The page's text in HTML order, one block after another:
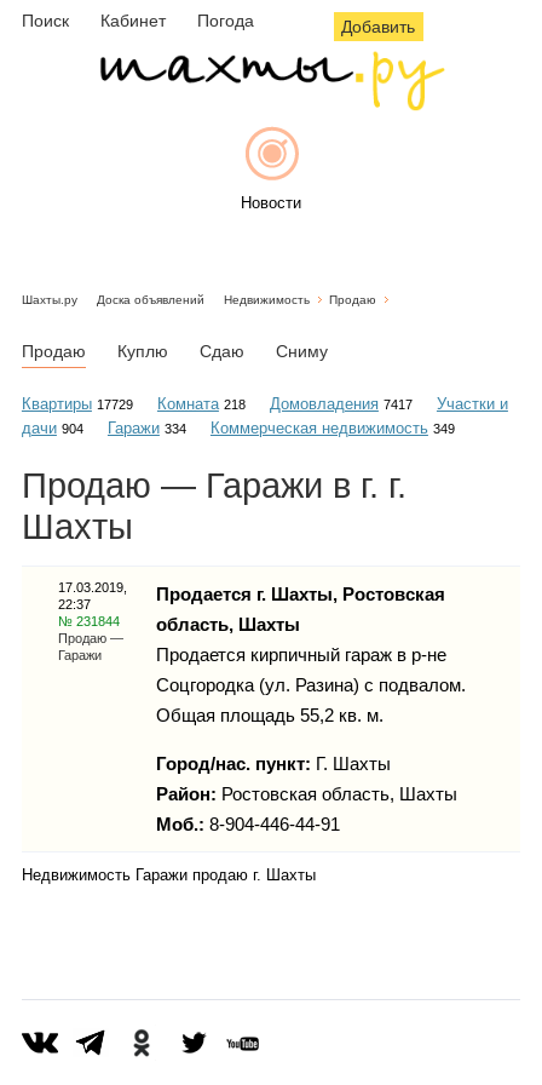
Поиск Кабинет Погода Добавить
Новости
Объявления
Инфо
Шахты.ру Доска объявлений Недвижимость Продаю
Продаю Куплю Сдаю Сниму
Квартиры 17729 Комната 218 Домовладения 7417
Участки и
дачи 904 Гаражи 334 Коммерческая недвижимость 349
Продаю — Гаражи в г. г.
Шахты
17.03.2019,
22:37
№ 231844
Продаю —
Гаражи
Продается г. Шахты, Ростовская
область, Шахты
Продается кирпичный гараж в р-не
Соцгородка (ул. Разина) с подвалом.
Общая площадь 55,2 кв. м.
Город/нас. пункт: Г. Шахты
Район: Ростовская область, Шахты
Моб.: 8-904-446-44-91
Недвижимость Гаражи продаю г. Шахты